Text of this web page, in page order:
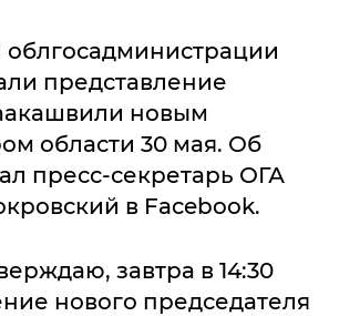
облгосадминистрации
представление
новым
области 30 мая. Об
пресс-секретарь ОГА
в Facebook.
завтра в 14:30
нового председателя